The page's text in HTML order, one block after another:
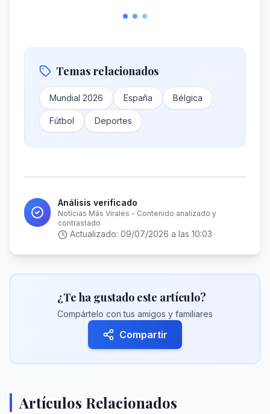
Temas relacionados
Mundial 2026 España Bélgica
Fútbol Deportes
Análisis verificado
Noticias Más Virales - Contenido analizado y
contrastado
Actualizado: 09/07/2026 a las 10:03
¿Te ha gustado este artículo?
Compártelo con tus amigos y familiares
Compartir
Artículos Relacionados